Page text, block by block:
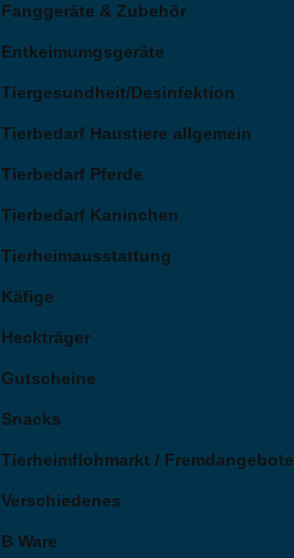
Fanggeräte & Zubehör
Entkeimumgsgeräte
Tiergesundheit/Desinfektion
Tierbedarf Haustiere allgemein
Tierbedarf Pferde
Tierbedarf Kaninchen
Tierheimausstattung
Käfige
Heckträger
Gutscheine
Snacks
Tierheimflohmarkt / Fremdangebote
Verschiedenes
B Ware